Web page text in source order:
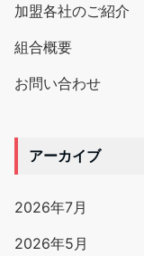
加盟各社のご紹介
組合概要
お問い合わせ
アーカイブ
2026年7月
2026年5月